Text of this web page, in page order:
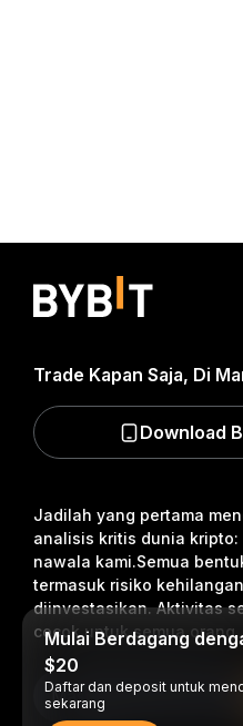
Jadilah yang pertama
analisis kritis dunia
nawala kami.Semua
termasuk risiko
diinvestasikan. Aktivitas
cocok untuk semua orang.
Trade Kapan Saja, Di
Download
Mulai Berdagang
$20
Daftar dan deposit untuk
sekarang